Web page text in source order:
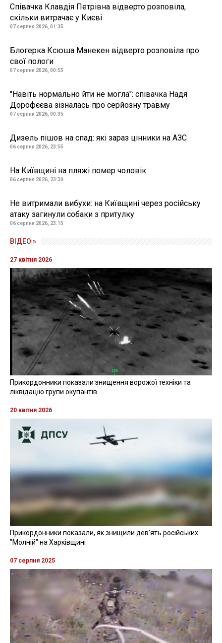
Співачка Клавдія Петрівна відверто розповіла,
скільки витрачає у Києві
07 серпня 2026, 01:35
Блогерка Ксюша Манекен відверто розповіла про
свої пологи
07 серпня 2026, 00:55
"Навіть нормально йти не могла": співачка Надя
Дорофєєва зізналась про серйозну травму
07 серпня 2026, 00:35
Дизель пішов на спад: які зараз цінники на АЗС
06 серпня 2026, 23:55
На Київщині на пляжі помер чоловік
06 серпня 2026, 23:30
Не витримали вибухи: на Київщині через російську
атаку загинули собаки з притулку
06 серпня 2026, 23:15
ВІДЕО »
27 квітня 2026
Прикордонники показали знищення ворожої техніки та
ліквідацію групи окупантів
20 квітня 2026
Прикордонники показали, як знищили девʼять російських
"Молній" на Харківщині
07 серпня 2025